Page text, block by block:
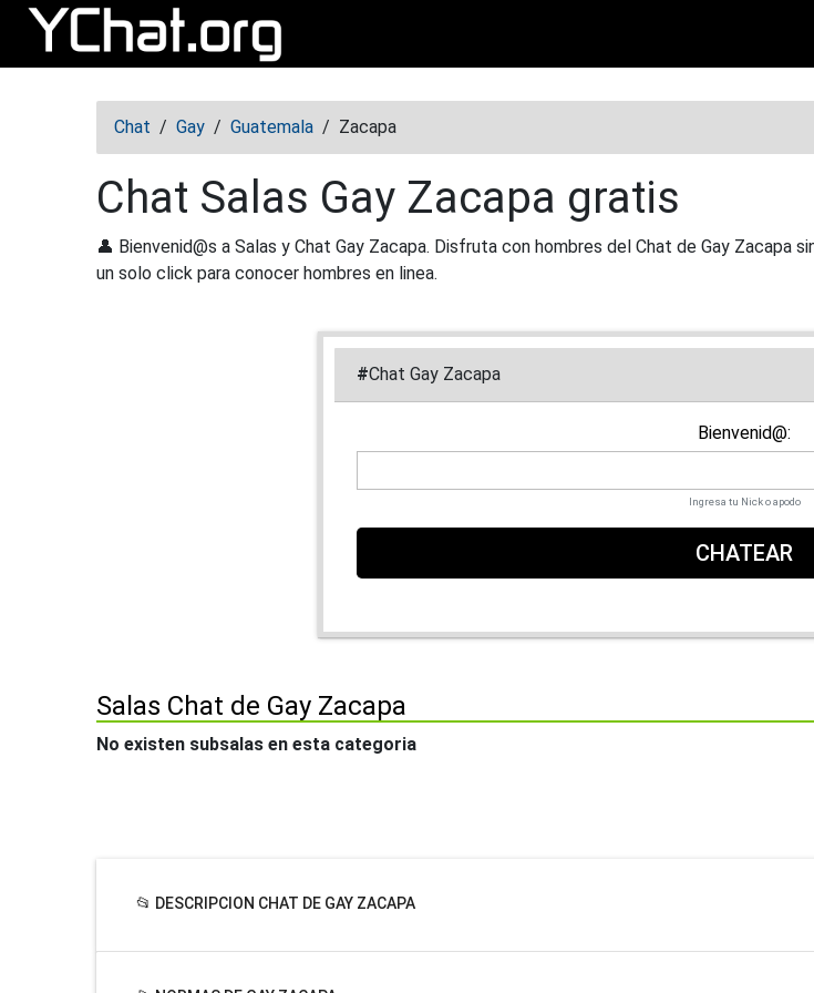
Chat / Gay / Guatemala / Zacapa
Chat Salas Gay Zacapa gratis
👤 Bienvenid@s a Salas y Chat Gay Zacapa. Disfruta con hombres del Chat de Gay Zacapa
un solo click para conocer hombres en linea.
#Chat Gay Zacapa
Bienvenid@:
Ingresa tu Nick o apodo
CHATEAR
Salas Chat de Gay Zacapa
No existen subsalas en esta categoria
📂 DESCRIPCION CHAT DE GAY ZACAPA